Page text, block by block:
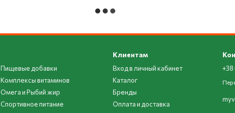
Пищевые добавки
Комплексы витаминов
Омега и Рыбий жир
Спортивное питание
Клиентам
Вход в личный кабинет
Каталог
Бренды
Оплата и доставка
+38